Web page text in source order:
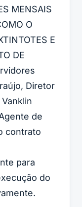
MENSAIS
O
E
DE
Diretor
de
contrato
para
do